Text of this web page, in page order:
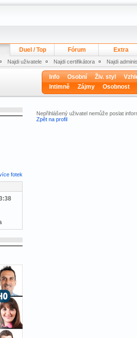
Duel / Top Fórum Extra
Najdi uživatele Najdi certifikátora Najdi
Info Osobní Živ. styl
Intimně
Zájmy Osobnost
fotek
Nepřihlášený uživatel nemůže poslat
Zpět na profil